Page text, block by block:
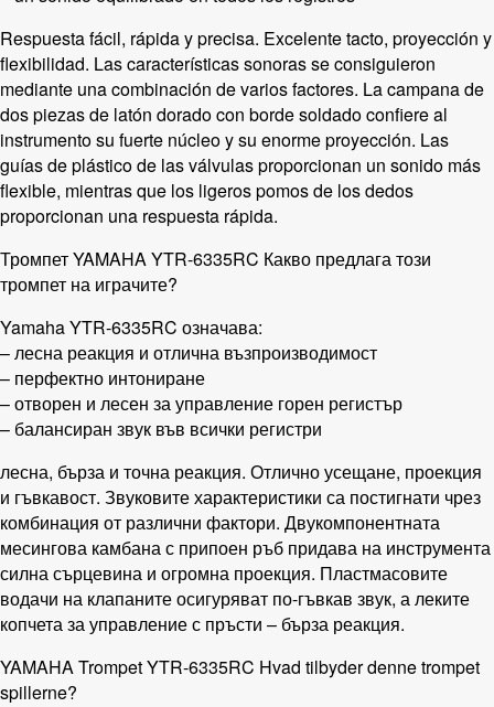
Respuesta fácil, rápida y precisa. Excelente tacto, proyección y
flexibilidad. Las características sonoras se consiguieron
mediante una combinación de varios factores. La campana de
dos piezas de latón dorado con borde soldado confiere al
instrumento su fuerte núcleo y su enorme proyección. Las
guías de plástico de las válvulas proporcionan un sonido más
flexible, mientras que los ligeros pomos de los dedos
proporcionan una respuesta rápida.
Тромпет YAMAHA YTR-6335RC Какво предлага този
тромпет на играчите?
Yamaha YTR-6335RC означава:
– лесна реакция и отлична възпроизводимост
– перфектно интониране
– отворен и лесен за управление горен регистър
– балансиран звук във всички регистри
лесна, бърза и точна реакция. Отлично усещане, проекция
и гъвкавост. Звуковите характеристики са постигнати чрез
комбинация от различни фактори. Двукомпонентната
месингова камбана с припоен ръб придава на инструмента
силна сърцевина и огромна проекция. Пластмасовите
водачи на клапаните осигуряват по-гъвкав звук, а леките
копчета за управление с пръсти – бърза реакция.
YAMAHA Trompet YTR-6335RC Hvad tilbyder denne trompet
spillerne?